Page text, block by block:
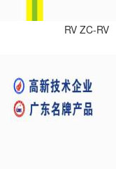
RV ZC-RV